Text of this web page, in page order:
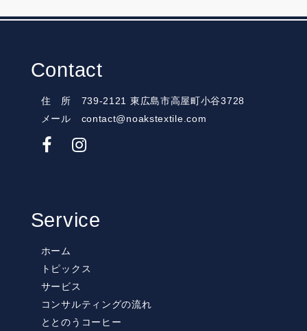
Contact
住 所 739-2121 東広島市高屋町小谷3728
メール contact@noakstextile.com
Service
ホーム
トピックス
サービス
コンサルティングの流れ
ととのうコーヒー